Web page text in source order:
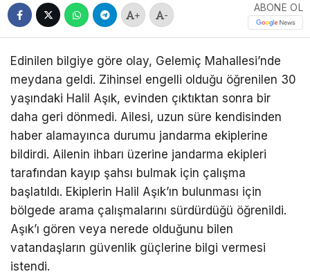
+ -
ABONE OL
Edinilen bilgiye göre olay, Gelemiç Mahallesi’nde
meydana geldi. Zihinsel engelli olduğu öğrenilen 30
yaşındaki Halil Aşık, evinden çıktıktan sonra bir
daha geri dönmedi. Ailesi, uzun süre kendisinden
haber alamayınca durumu jandarma ekiplerine
bildirdi. Ailenin ihbarı üzerine jandarma ekipleri
tarafından kayıp şahsı bulmak için çalışma
başlatıldı. Ekiplerin Halil Aşık’ın bulunması için
bölgede arama çalışmalarını sürdürdüğü öğrenildi.
Aşık’ı gören veya nerede olduğunu bilen
vatandaşların güvenlik güçlerine bilgi vermesi
istendi.